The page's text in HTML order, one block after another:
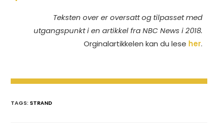
Teksten over er oversatt og tilpasset med
utgangspunkt i en artikkel fra NBC News i 2018.
Orginalartikkelen kan du lese her.
TAGS: STRAND